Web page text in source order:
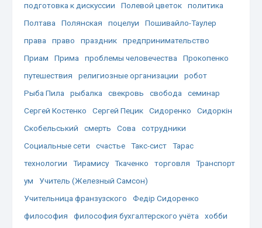
подготовка к дискуссии
Полевой цветок
политика
Полтава
Полянская поцелуи
Пошивайло-Таулер
права
право праздник
предпринимательство
Приам
Прима проблемы человечества
Прокопенко
путешествия
религиозные организации
робот
Рыба Пила
рыбалка свекровь свобода
семинар
Сергей Костенко
Сергей Пецик Сидоренко
Сидоркін
Скобельський
смерть Сова
сотрудники
Социальные сети
счастье Такс-сист
Тарас
технологии
Тирамису Ткаченко торговля
Транспорт
ум
Учитель (Железный Самсон)
Учительница франзузского
Федір Сидоренко
философия
философия бухгалтерского учёта
хобби